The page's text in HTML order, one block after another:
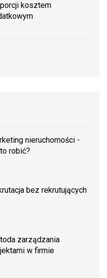
kosztem
nieruchomości -
robić?
bez rekrutujących
zarządzania
w firmie